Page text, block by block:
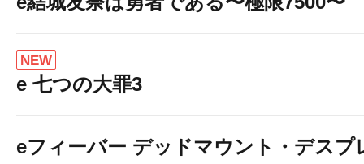
NEW
e 七つの大罪3
eフィーバー デッドマウント・デスプ